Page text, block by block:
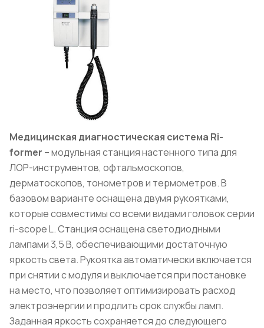
Медицинская диагностическая система Ri-
former – модульная станция настенного типа для
ЛОР-инструментов, офтальмоскопов,
дерматоскопов, тонометров и термометров. В
базовом варианте оснащена двумя рукоятками,
которые совместимы со всеми видами головок серии
ri-scope L. Станция оснащена светодиодными
лампами 3,5 В, обеспечивающими достаточную
яркость света. Рукоятка автоматически включается
при снятии с модуля и выключается при постановке
на место, что позволяет оптимизировать расход
электроэнергии и продлить срок службы ламп.
Заданная яркость сохраняется до следующего